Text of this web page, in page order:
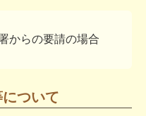
からの要請の場合
ついて